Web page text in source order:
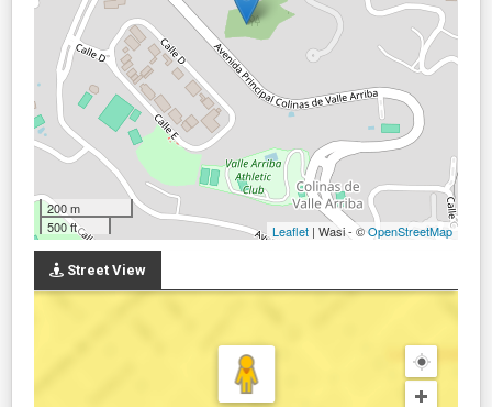
200 m
500 ft
Leaflet | Wasi - ©OpenStreetMap
Street View